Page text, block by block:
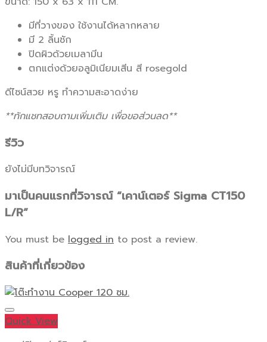
มีที่วางของ ใช้งานได้หลากหลาย
มี 2 ลิ้นชัก
ปิดผิวด้วยเมลามีน
ตกแต่งด้วยอลูมิเนียมเสีน สี rosegold
ดีไซน์สวย หรู ทำความสะอาดง่าย
**ทักแชทสอบถามเพิ่มเติม เพื่อขอส่วนลด**
รีวิว
ยังไม่มีบทวิจารณ์
มาเป็นคนแรกที่วิจารณ์ “เคาน์เตอร์ Sigma CT150
L/R”
You must be logged in to post a review.
สินค้าที่เกี่ยวข้อง
Quick View